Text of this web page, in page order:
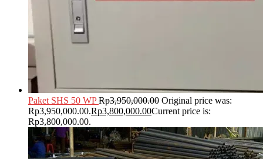
Paket SHS 50 WP Rp3,950,000.00 Original price was:
Rp3,950,000.00.Rp3,800,000.00Current price is:
Rp3,800,000.00.